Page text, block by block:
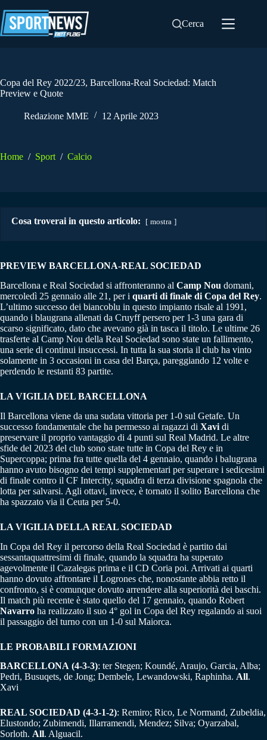
al
contenuto
Cerca
Copa del Rey 2022/23, Barcellona-Real Sociedad: Match
Preview e Quote
Redazione MME 12 Aprile 2023
Home / Sport / Calcio
Cosa troverai in questo articolo: mostra
PREVIEW BARCELLONA-REAL SOCIEDAD
Barcellona e Real Sociedad si affronteranno al Camp Nou domani,
mercoledì 25 gennaio alle 21, per i quarti di finale di Copa del Rey.
L’ultimo successo dei biancoblu in questo impianto risale al 1991,
quando i blaugrana allenati da Cruyff persero per 1-3 una gara di
scarso significato, dato che avevano già in tasca il titolo. Le ultime 26
trasferte al Camp Nou della Real Sociedad sono state un fallimento,
una serie di continui insuccessi. In tutta la sua storia il club ha vinto
solamente in 3 occasioni in casa del Barça, pareggiando 12 volte e
perdendo le restanti 83 partite.
LA VIGILIA DEL BARCELLONA
Il Barcellona viene da una sudata vittoria per 1-0 sul Getafe. Un
successo fondamentale che ha permesso ai ragazzi di Xavi di
preservare il proprio vantaggio di 4 punti sul Real Madrid. Le altre
sfide del 2023 del club sono state tutte in Copa del Rey e in
Supercoppa; prima fra tutte quella del 4 gennaio, quando i balugrana
hanno avuto bisogno dei tempi supplementari per superare i sedicesimi
di finale contro il CF Intercity, squadra di terza divisione spagnola che
lotta per salvarsi. Agli ottavi, invece, è tornato il solito Barcellona che
ha spazzato via il Ceuta per 5-0.
LA VIGILIA DELLA REAL SOCIEDAD
In Copa del Rey il percorso della Real Sociedad è partito dai
sessantaquattresimi di finale, quando la squadra ha superato
agevolmente il Cazalegas prima e il CD Coria poi. Arrivati ai quarti
hanno dovuto affrontare il Logrones che, nonostante abbia retto il
confronto, si è comunque dovuto arrendere alla superiorità dei baschi.
Il match più recente è stato quello del 17 gennaio, quando Robert
Navarro ha realizzato il suo 4° gol in Copa del Rey regalando ai suoi
il passaggio del turno con un 1-0 sul Maiorca.
LE PROBABILI FORMAZIONI
BARCELLONA (4-3-3): ter Stegen; Koundé, Araujo, Garcia, Alba;
Pedri, Busuqets, de Jong; Dembele, Lewandowski, Raphinha. All.
Xavi
REAL SOCIEDAD (4-3-1-2): Remiro; Rico, Le Normand, Zubeldia,
Elustondo; Zubimendi, Illarramendi, Mendez; Silva; Oyarzabal,
Sorloth. All. Alguacil.